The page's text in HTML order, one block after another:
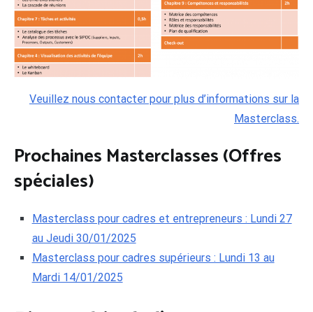
Veuillez nous contacter pour plus d’informations sur la
Masterclass.
Prochaines Masterclasses (Offres
spéciales)
Masterclass pour cadres et entrepreneurs : Lundi 27
au Jeudi 30/01/2025
Masterclass pour cadres supérieurs : Lundi 13 au
Mardi 14/01/2025